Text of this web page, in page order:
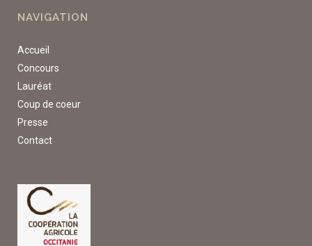
NAVIGATION
Accueil
Concours
Lauréat
Coup de coeur
Presse
Contact